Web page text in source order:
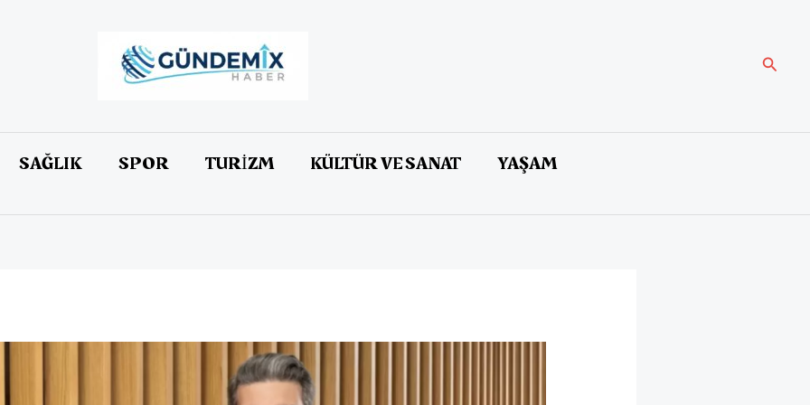
Arama
SAĞLIK SPOR TURİZM KÜLTÜR VE SANAT YAŞAM